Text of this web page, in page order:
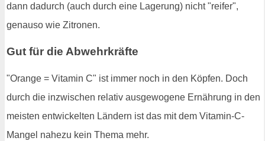
dann dadurch (auch durch eine Lagerung) nicht "reifer",
genauso wie Zitronen.
Gut für die Abwehrkräfte
"Orange = Vitamin C" ist immer noch in den Köpfen. Doch
durch die inzwischen relativ ausgewogene Ernährung in den
meisten entwickelten Ländern ist das mit dem Vitamin-C-
Mangel nahezu kein Thema mehr.